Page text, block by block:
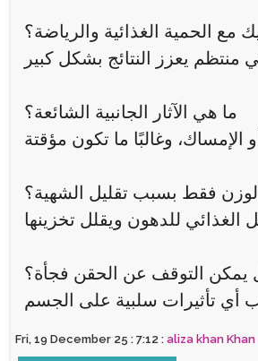
الحمية الغذائية والرياضة؟
ما هي الآثار الجانبية الشائعة؟
فقط بسبب تقليل الشهية؟
يمكن التوقف عن الحقن فجأة؟
Fri, 19 December 25 : 7:12 : aliza khan Khan